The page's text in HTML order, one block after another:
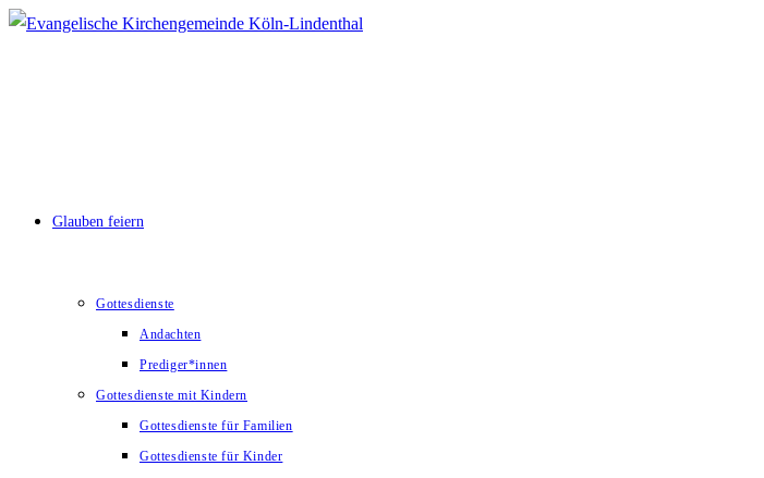
Zum
Glauben feiern
Gottesdienste
Andachten
Prediger*innen
Gottesdienste mit Kindern
Gottesdienste für Familien
Gottesdienste für Kinder